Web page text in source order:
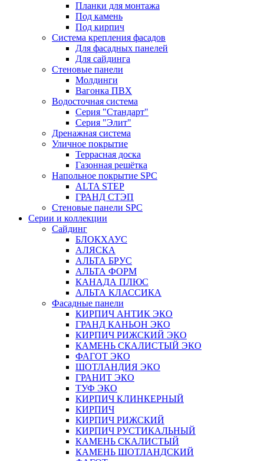
Планки для монтажа
Под камень
Под кирпич
Система крепления фасадов
Для фасадных панелей
Для сайдинга
Стеновые панели
Молдинги
Вагонка ПВХ
Водосточная система
Серия "Стандарт"
Серия "Элит"
Дренажная система
Уличное покрытие
Террасная доска
Газонная решётка
Напольное покрытие SPC
ALTA STEP
ГРАНД СТЭП
Стеновые панели SPC
Серии и коллекции
Сайдинг
БЛОКХАУС
АЛЯСКА
АЛЬТА БРУС
АЛЬТА ФОРМ
КАНАДА ПЛЮС
АЛЬТА КЛАССИКА
Фасадные панели
КИРПИЧ АНТИК ЭКО
ГРАНД КАНЬОН ЭКО
КИРПИЧ РИЖСКИЙ ЭКО
КАМЕНЬ СКАЛИСТЫЙ ЭКО
ФАГОТ ЭКО
ШОТЛАНДИЯ ЭКО
ГРАНИТ ЭКО
ТУФ ЭКО
КИРПИЧ КЛИНКЕРНЫЙ
КИРПИЧ
КИРПИЧ РИЖСКИЙ
КИРПИЧ РУСТИКАЛЬНЫЙ
КАМЕНЬ СКАЛИСТЫЙ
КАМЕНЬ ШОТЛАНДСКИЙ